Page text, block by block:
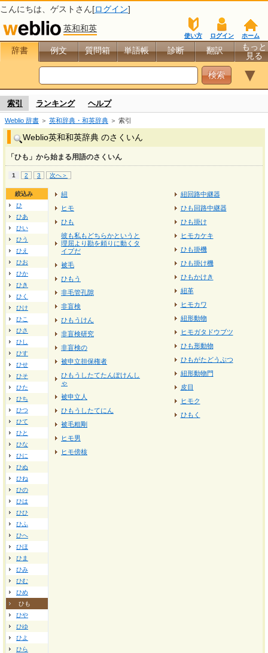
こんにちは、 ゲスト さん[ログイン]
英和和英
ホーム
ログイン
使い方
辞書 例文 質問箱 単語帳 診断 翻訳
もっと
見る
▼
索引 ランキング ヘルプ
Weblio 辞書 ＞ 英和辞典・和英辞典 ＞ 索引
Weblio英和和英辞典 のさくいん
「ひも」から始まる用語のさくいん
1 2 3 次へ＞
絞込み
ひ
ひあ
ひい
ひう
ひえ
ひお
ひか
ひき
ひく
ひけ
ひこ
ひさ
ひし
ひす
ひせ
ひそ
ひた
ひち
ひつ
ひて
ひと
ひな
ひに
ひぬ
ひね
ひの
ひは
ひひ
ひふ
ひへ
ひほ
ひま
ひみ
ひむ
ひめ
ひも
ひや
ひゆ
ひよ
ひら
紐
ヒモ
ひも
彼も私もどちらかというと
理屈より勘を頼りに動くタ
イプだ
被毛
ひもう
非毛管孔隙
非盲検
ひもうけん
非盲検研究
非盲検の
被申立担保権者
ひもうしたてたんぽけんし
ゃ
被申立人
ひもうしたてにん
被毛粗剛
ヒモ男
ヒモ傍核
紐回路中継器
ひも回路中継器
ひも掛け
ヒモカケキ
ひも掛機
ひも掛け機
ひもかけき
紐革
ヒモカワ
紐形動物
ヒモガタドウブツ
ひも形動物
ひもがたどうぶつ
紐形動物門
皮目
ヒモク
ひもく